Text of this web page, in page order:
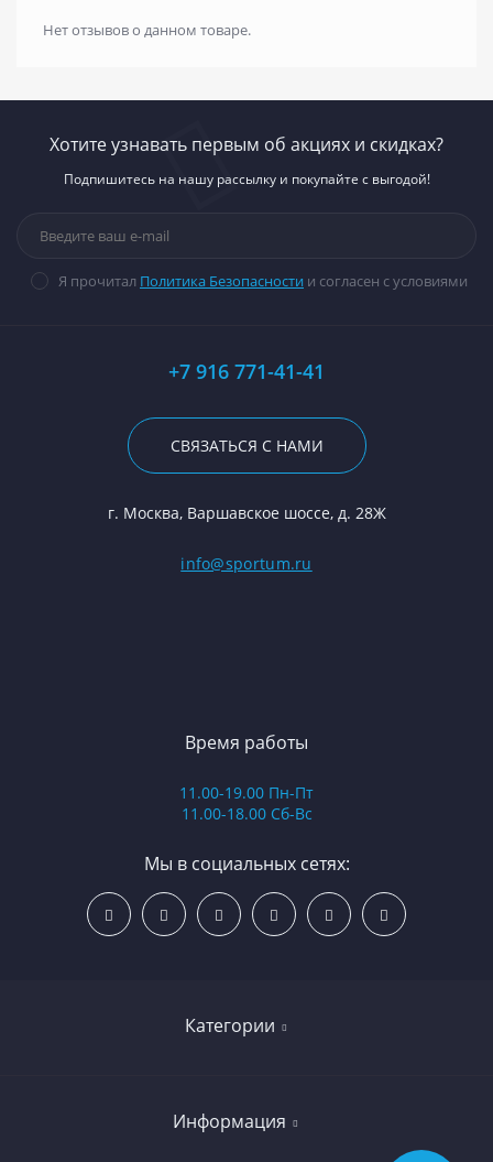
Нет отзывов о данном товаре.
Хотите узнавать первым об акциях и скидках?
Подпишитесь на нашу рассылку и покупайте с выгодой!
Я прочитал Политика Безопасности и согласен с условиями
+7 916 771-41-41
СВЯЗАТЬСЯ С НАМИ
г. Москва, Варшавское шоссе, д. 28Ж
info@sportum.ru
Категории
Бокс и единоборства
Информация
Время работы
11.00-19.00 Пн-Пт
11.00-18.00 Сб-Вс
Мы в социальных сетях: